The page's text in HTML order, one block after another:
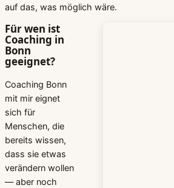
auf das, was möglich wäre.
Für wen ist
Coaching in
Bonn
geeignet?
Coaching Bonn
mit mir eignet
sich für
Menschen, die
bereits wissen,
dass sie etwas
verändern wollen
— aber noch